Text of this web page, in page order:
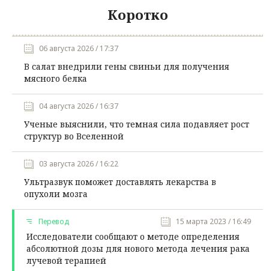
Коротко
06 августа 2026 / 17:37
В салат внедрили гены свиньи для получения
мясного белка
04 августа 2026 / 16:37
Ученые выяснили, что темная сила подавляет рост
структур во Вселенной
03 августа 2026 / 16:22
Ультразвук поможет доставлять лекарства в
опухоли мозга
Перевод 15 марта 2023 / 16:49
Исследователи сообщают о методе определения
абсолютной дозы для нового метода лечения рака
лучевой терапией